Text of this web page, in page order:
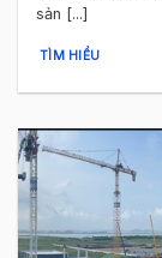
sản [...]
TÌM HIỂU